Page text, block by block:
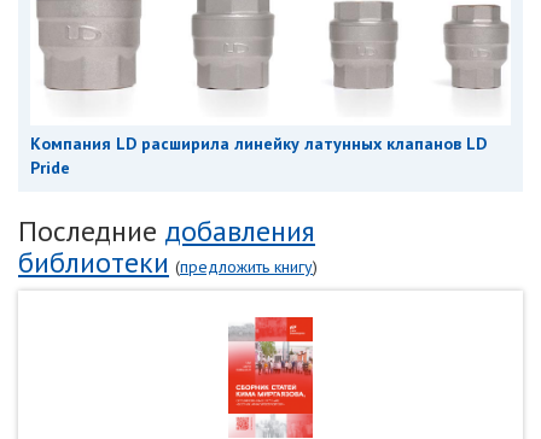
Компания LD расширила линейку латунных клапанов LD
Pride
Последние добавления
библиотеки (предложить книгу)